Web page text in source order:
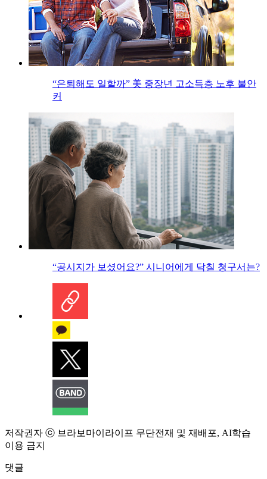
“은퇴해도 일할까” 美 중장년 고소득층 노후 불안
커
“공시지가 보셨어요?” 시니어에게 닥칠 청구서는?
저작권자 ⓒ 브라보마이라이프 무단전재 및 재배포, AI학습
이용 금지
댓글